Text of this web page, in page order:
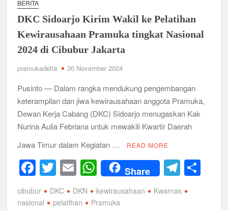
Kwarran Sukodono Tahun 2026
Berkarakter, Berprestasi, Berbudi Luhur : Lomba Tingkat I
Gudep 14.077-14.078 Pangkalan SDN Sidodadi 1 Taman
Pramuka SMKN 1 Jabon Tempa Disiplin dan Kepedulian
Sosial Melalui Jelajah Desa
Gemuruh Semangat di Pangkalan SMP YPM 1 Taman: Saat
Kompetisi Mencetak Karakter dan Merajut Generasi di PSCC
Perkuat Kepemimpinan dan Demokrasi, Kwarran Jabon Gelar
Dianpinsa serta Musppanitera 2026
Bukan Cuma Kemah! Pramuka SMK YPM 3 Taman Adopsi
Sistem Kerja Industri Lewat KPDA
BERITA
DKC Sidoarjo Kirim Wakil ke Pelatihan
Kewirausahaan Pramuka tingkat Nasional
2024 di Cibubur Jakarta
pramukadelta 30 November 2024
Pusinfo — Dalam rangka mendukung pengembangan
keterampilan dan jiwa kewirausahaan anggota Pramuka,
Dewan Kerja Cabang (DKC) Sidoarjo menugaskan Kak
Nurina Aulia Febriana untuk mewakili Kwartir Daerah
Jawa Timur dalam Kegiatan …
READ MORE
F
a
c
T
wi
tt
E
m
ail
W
h
at
Share T
el
e
cibubur DKC DKN kewirausahaan
Kwarnas
nasional
pelatihan Pramuka